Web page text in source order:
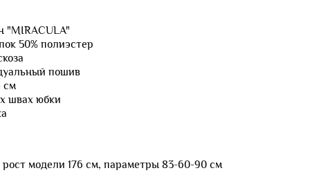
"MIRACULA"
50% полиэстер
пошив
см
швах юбки
модели 176 см, параметры 83-60-90 см